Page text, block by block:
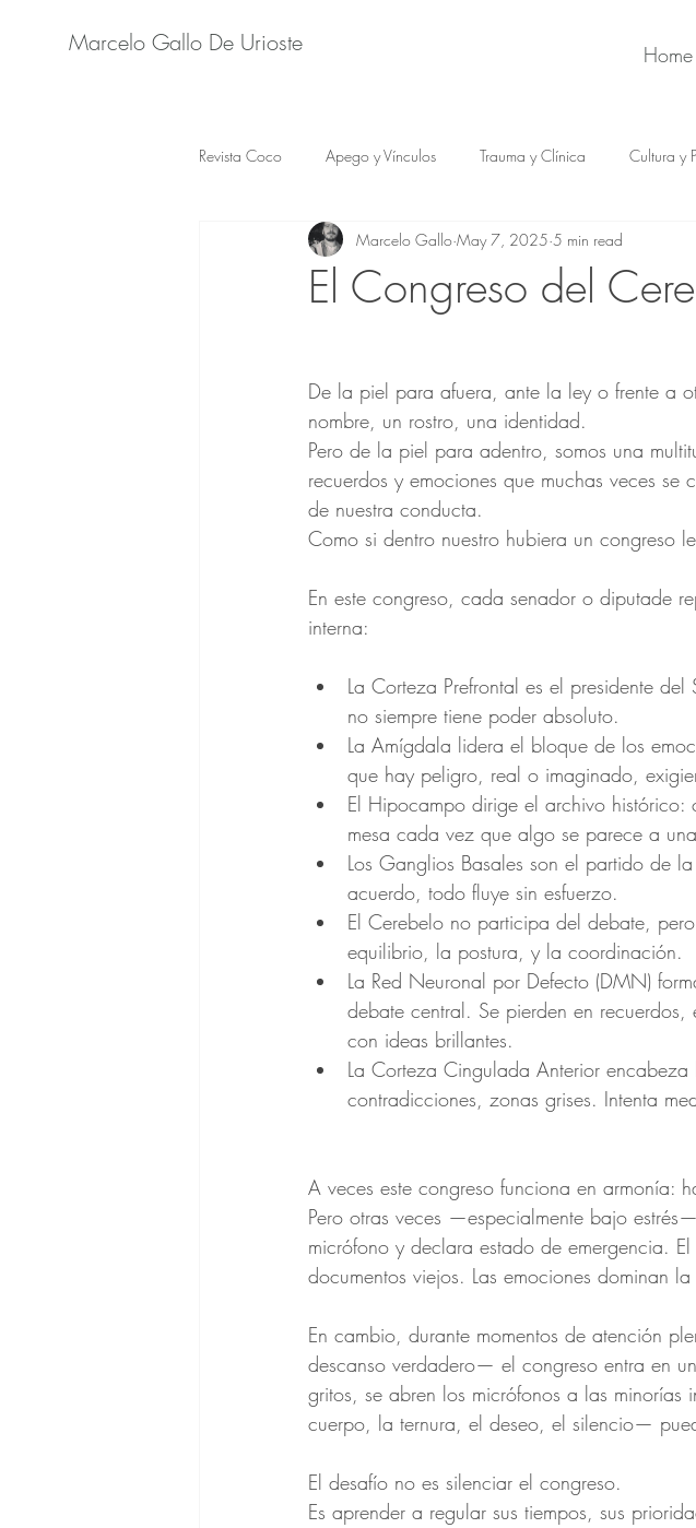
Marcelo Gallo De Urioste Home
Revista Coco Apego y Vínculos Trauma y Clínica Cultura y
El Congreso del
Marcelo Gallo May 7, 2025 5 min read
De la piel para afuera, ante la ley o frente a
nombre, un rostro, una identidad.
Pero de la piel para adentro, somos una
recuerdos y emociones que muchas veces
de nuestra conducta.
Como si dentro nuestro hubiera un congreso
En este congreso, cada senador o diputade
interna:
La Corteza Prefrontal es el presidente
no siempre tiene poder absoluto.
La Amígdala lidera el bloque de los
que hay peligro, real o imaginado,
El Hipocampo dirige el archivo
mesa cada vez que algo se parece a
Los Ganglios Basales son el partido de
acuerdo, todo fluye sin esfuerzo.
El Cerebelo no participa del debate,
equilibrio, la postura, y la coordinación.
La Red Neuronal por Defecto (DMN)
debate central. Se pierden en recuerdos,
con ideas brillantes.
La Corteza Cingulada Anterior
contradicciones, zonas grises. Intenta
A veces este congreso funciona en armonía:
Pero otras veces —especialmente bajo
micrófono y declara estado de emergencia.
documentos viejos. Las emociones dominan
En cambio, durante momentos de atención
descanso verdadero— el congreso entra en
gritos, se abren los micrófonos a las
cuerpo, la ternura, el deseo, el silencio—
El desafío no es silenciar el congreso.
Es aprender a regular sus tiempos, sus